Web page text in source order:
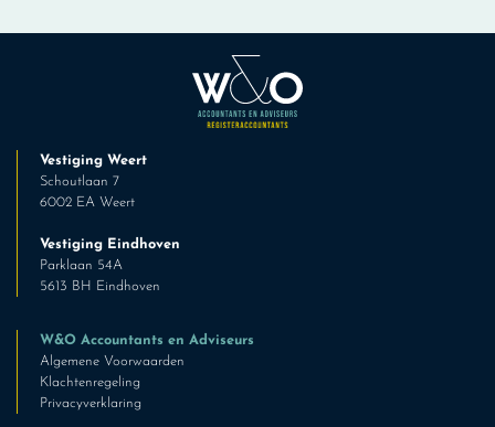
Vestiging Weert
Schoutlaan 7
6002 EA Weert
Vestiging Eindhoven
Parklaan 54A
5613 BH Eindhoven
W&O Accountants en Adviseurs
Algemene Voorwaarden
Klachtenregeling
Privacyverklaring